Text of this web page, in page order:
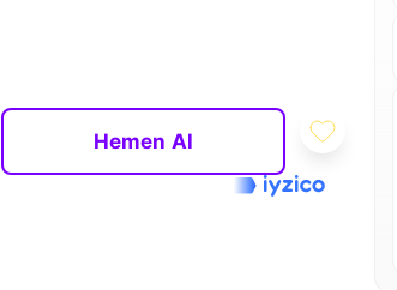
Hemen Al